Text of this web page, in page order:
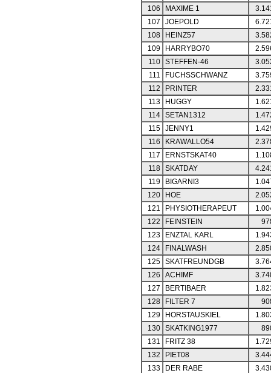
106
MAXIME 1
107
JOEPOLD
108
HEINZ57
109
HARRYBO70
110
STEFFEN-46
111
FUCHSSCHWANZ
112
PRINTER
113
HUGGY
114
SETAN1312
115
JENNY1
116
KRAWALLO54
117
ERNSTSKAT40
118
SKATDAY
119
BIGARNI3
120
HOE
121
PHYSIOTHERAPEUT
122
FEINSTEIN
123
ENZTAL KARL
124
FINALWASH
125
SKATFREUNDGB
126
ACHIMF
127
BERTIBAER
128
FILTER 7
129
HORSTAUSKIEL
130
SKATKING1977
131
FRITZ 38
132
PIET08
133
DER RABE